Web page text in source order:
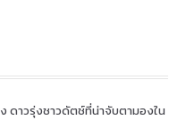
ดาวรุ่งชาวดัตช์ที่น่าจับตามองใน